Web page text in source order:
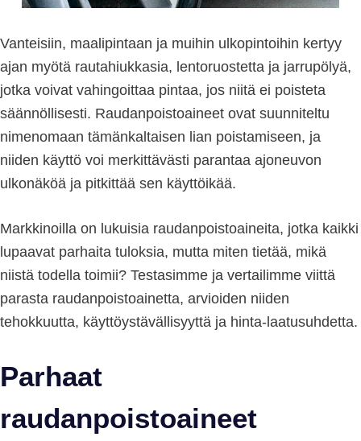
Vanteisiin, maalipintaan ja muihin ulkopintoihin kertyy
ajan myötä rautahiukkasia, lentoruostetta ja jarrupölyä,
jotka voivat vahingoittaa pintaa, jos niitä ei poisteta
säännöllisesti. Raudanpoistoaineet ovat suunniteltu
nimenomaan tämänkaltaisen lian poistamiseen, ja
niiden käyttö voi merkittävästi parantaa ajoneuvon
ulkonäköä ja pitkittää sen käyttöikää.
Markkinoilla on lukuisia raudanpoistoaineita, jotka kaikki
lupaavat parhaita tuloksia, mutta miten tietää, mikä
niistä todella toimii? Testasimme ja vertailimme viittä
parasta raudanpoistoainetta, arvioiden niiden
tehokkuutta, käyttöystävällisyyttä ja hinta-laatusuhdetta.
Parhaat
raudanpoistoaineet